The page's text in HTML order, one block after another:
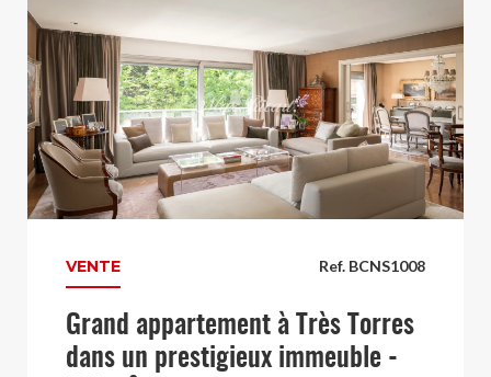
Ref. BCNS1008
VENTE
Grand appartement à Très Torres
dans un prestigieux immeuble -